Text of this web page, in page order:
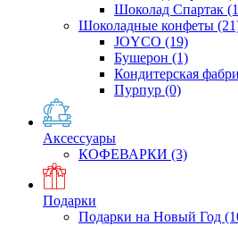
Шоколад Спартак
Шоколадные конфеты
JOYCO (19)
Бушерон (1)
Кондитерская
Пурпур (0)
Аксессуары
КОФЕВАРКИ (3)
Подарки
Подарки на Новый Год